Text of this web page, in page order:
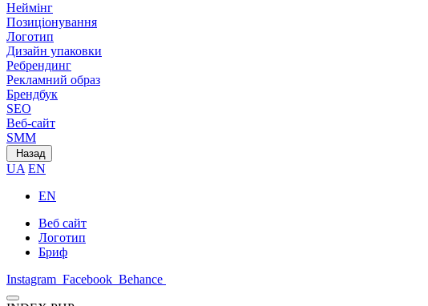
Неймінг
Позиціонування
Логотип
Дизайн упаковки
Ребрендинг
Рекламний образ
Брендбук
SEO
Веб-сайт
SMM
Назад
UA EN
EN
Веб сайт
Логотип
Бриф
Instagram Facebook Behance